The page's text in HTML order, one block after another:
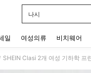
나시
일 여성의류 비치웨어
SHEIN Clasi 2개 여성 기하학 프